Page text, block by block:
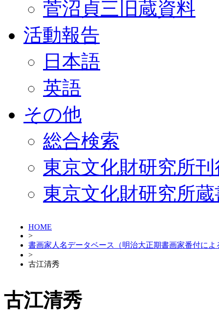
菅沼貞三旧蔵資料
活動報告
日本語
英語
その他
総合検索
東京文化財研究所
東京文化財研究所
HOME
>
書画家人名データベース（明治大正期書画家番付によ
>
古江清秀
古江清秀